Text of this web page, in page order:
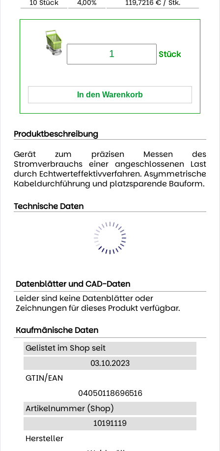
10 Stück
4,00% 119,7216 € / Stk.
Stück
Produktbeschreibung
Gerät zum präzisen Messen des
Stromverbrauchs einer angeschlossenen Last
durch Echtwerteffektivverfahren. Asymmetrische
Kabeldurchführung und platzsparende Bauform.
Technische Daten
Datenblätter und CAD-Daten
Leider sind keine Datenblätter oder
Zeichnungen für dieses Produkt verfügbar.
Kaufmänische Daten
Gelistet im Shop seit
03.10.2023
GTIN/EAN
04050118696516
Artikelnummer (Shop)
10191119
Hersteller